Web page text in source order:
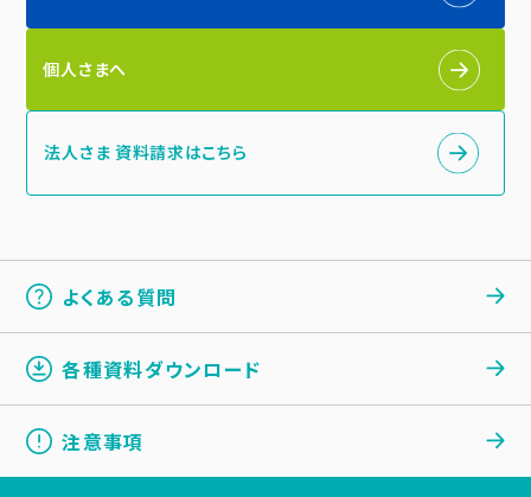
個人さまへ
法人さま 資料請求はこちら
よくある質問
各種資料ダウンロード
注意事項